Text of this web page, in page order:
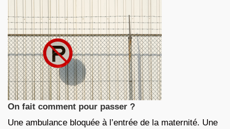
On fait comment pour passer ?
Une ambulance bloquée à l’entrée de la maternité. Une